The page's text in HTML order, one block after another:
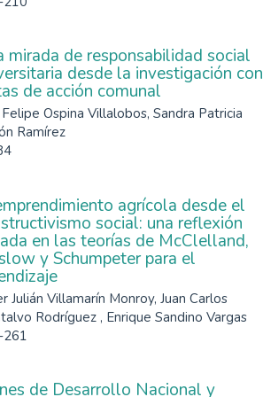
mirada de responsabilidad social
desde la investigación con
de acción comunal
Ospina Villalobos, Sandra Patricia
Ramírez
agrícola desde el
social: una reflexión
en las teorías de McClelland,
y Schumpeter para el
Julián Villamarín Monroy, Juan Carlos
Rodríguez , Enrique Sandino Vargas
de Desarrollo Nacional y